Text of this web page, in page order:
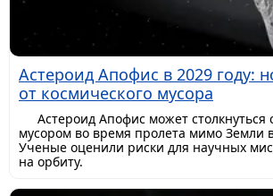
Астероид Апофис в 2029 году:
от космического мусора
Астероид Апофис может столкнуться
мусором во время пролета мимо Земли в
Ученые оценили риски для научных
на орбиту.